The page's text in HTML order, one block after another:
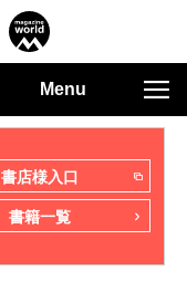
Menu
書店様入口
書籍一覧